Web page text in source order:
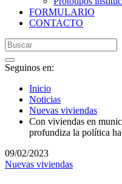
FORMULARIO
CONTACTO
Seguinos en:
Inicio
Noticias
Nuevas viviendas
Con viviendas en
profundiza la política
09/02/2023
Nuevas viviendas